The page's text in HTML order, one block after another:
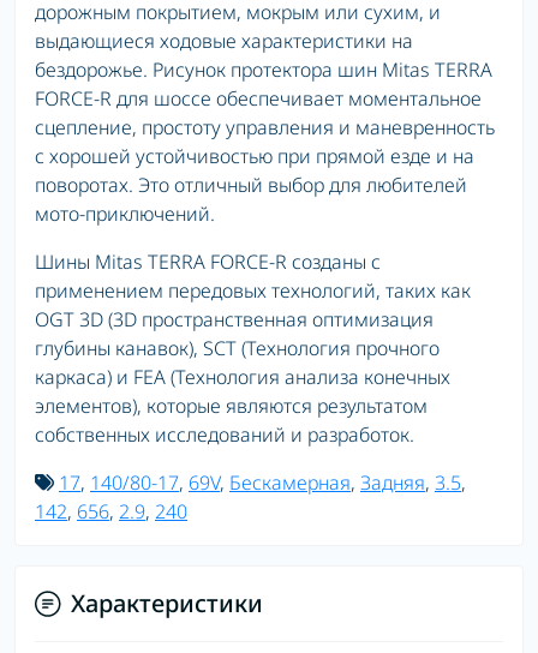
дорожным покрытием, мокрым или сухим, и
выдающиеся ходовые характеристики на
бездорожье. Рисунок протектора шин Mitas TERRA
FORCE-R для шоссе обеспечивает моментальное
сцепление, простоту управления и маневренность
с хорошей устойчивостью при прямой езде и на
поворотах. Это отличный выбор для любителей
мото-приключений.
Шины Mitas TERRA FORCE-R созданы с
применением передовых технологий, таких как
OGT 3D (3D пространственная оптимизация
глубины канавок), SCT (Технология прочного
каркаса) и FEA (Технология анализа конечных
элементов), которые являются результатом
собственных исследований и разработок.
17, 140/80-17, 69V, Бескамерная, Задняя, 3.5,
142, 656, 2.9, 240
Характеристики